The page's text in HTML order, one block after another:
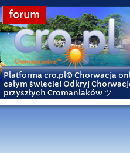
forum
Platforma cro.pl© Chorwacja
całym świecie! Odkryj
przyszłych Cromaniaków ツ